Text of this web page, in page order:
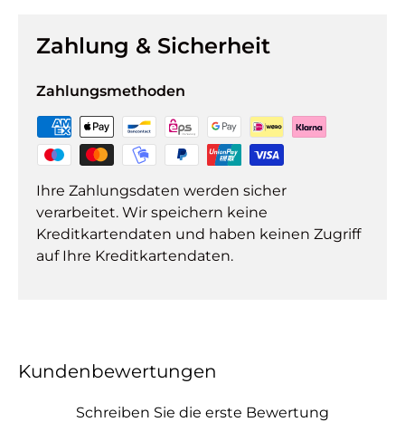
Zahlung & Sicherheit
Zahlungsmethoden
Ihre Zahlungsdaten werden sicher
verarbeitet. Wir speichern keine
Kreditkartendaten und haben keinen Zugriff
auf Ihre Kreditkartendaten.
Kundenbewertungen
Schreiben Sie die erste Bewertung